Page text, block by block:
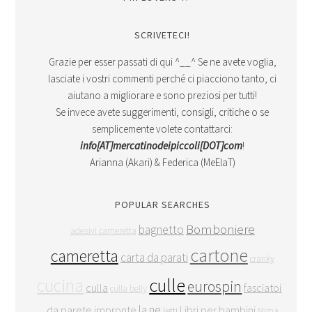
SCRIVETECI!
Grazie per esser passati di qui ^__^ Se ne avete voglia,
lasciate i vostri commenti perché ci piacciono tanto, ci
aiutano a migliorare e sono preziosi per tutti!
Se invece avete suggerimenti, consigli, critiche o se
semplicemente volete contattarci:
info[AT]mercatinodeipiccoli[DOT]com!
Arianna (Akari) & Federica (MeElaT)
POPULAR SEARCHES
adesivi cameretta bagnetto Bomboniere
cameretta carta da parati cartone cranky
cucina culla culla belly culleeurospin fasciatoio